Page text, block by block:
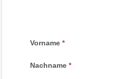
Vorname
Nachname